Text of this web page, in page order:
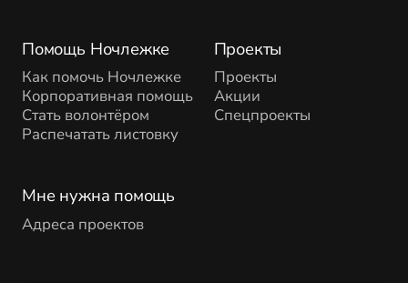
Помощь Ночлежке
Как помочь Ночлежке
Корпоративная помощь
Стать волонтёром
Распечатать листовку
Проекты
Проекты
Акции
Спецпроекты
Мне нужна помощь
Адреса проектов